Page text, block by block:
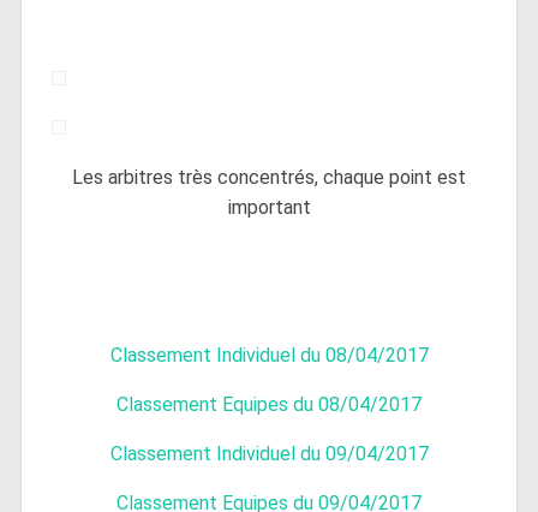
Les arbitres très concentrés, chaque point est
important
Classement Individuel du 08/04/2017
Classement Equipes du 08/04/2017
Classement Individuel du 09/04/2017
Classement Equipes du 09/04/2017